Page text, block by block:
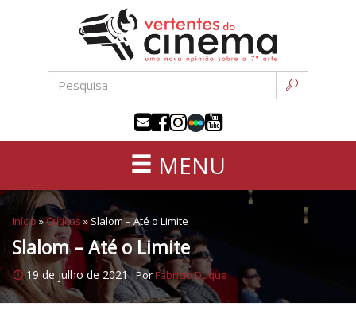
conteúdo
sétima
MENU
Início »Críticas »Slalom – Até o Limite
Slalom – Até o Limite
19 de julho de 2021 Por Fabricio Duque